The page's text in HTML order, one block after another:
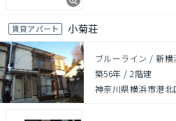
賃貸アパート 小菊荘
ブルーライン / 新横
築56年 /2階建
神奈川県横浜市港北